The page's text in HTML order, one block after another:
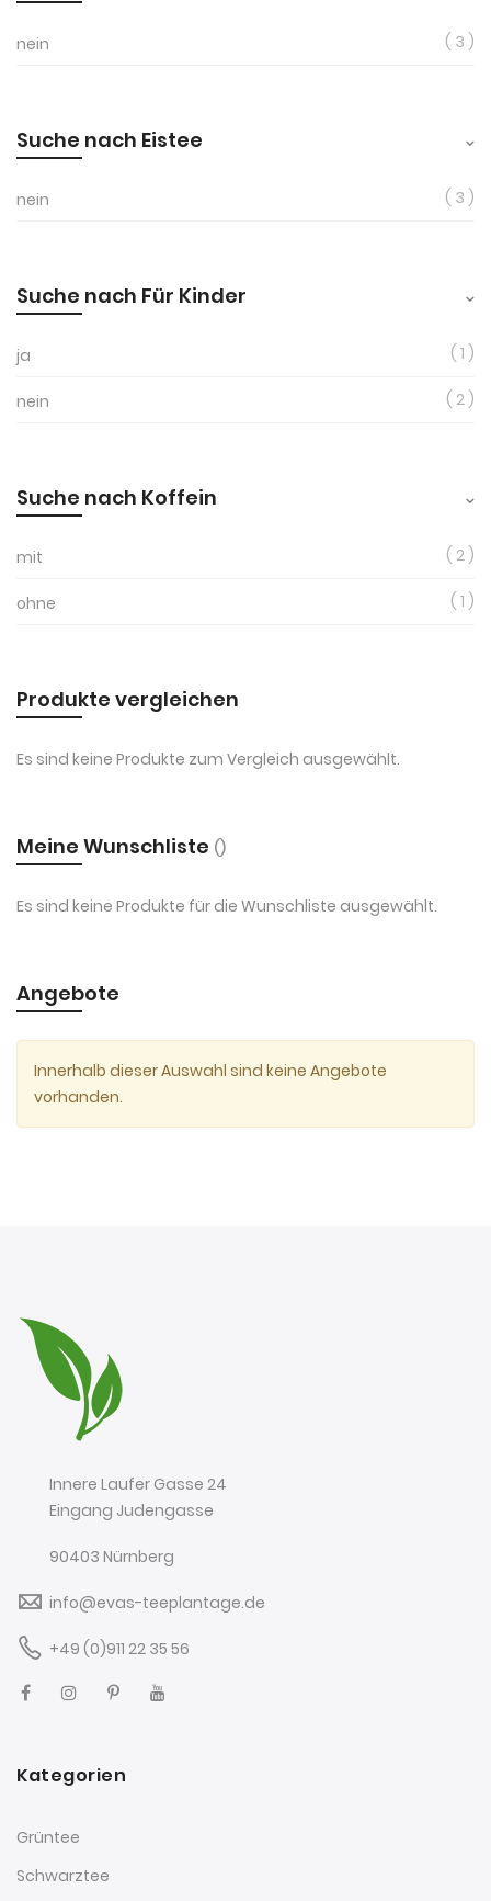
nein 3
Suche nach Eistee
nein 3
Suche nach Für Kinder
ja 1
nein 2
Suche nach Koffein
mit 2
ohne 1
Produkte vergleichen
Es sind keine Produkte zum Vergleich ausgewählt.
Meine Wunschliste
Es sind keine Produkte für die Wunschliste ausgewählt.
Angebote
Innerhalb dieser Auswahl sind keine Angebote
vorhanden.
Innere Laufer Gasse 24
Eingang Judengasse
90403 Nürnberg
info@evas-teeplantage.de
+49 (0)911 22 35 56
Kategorien
Grüntee
Schwarztee